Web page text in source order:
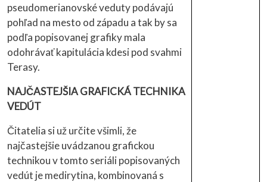
pseudomerianovské veduty podávajú
pohľad na mesto od západu a tak by sa
podľa popisovanej grafiky mala
odohrávať kapitulácia kdesi pod svahmi
Terasy.
NAJČASTEJŠIA GRAFICKÁ TECHNIKA
VEDÚT
Čitatelia si už určite všimli, že
najčastejšie uvádzanou grafickou
technikou v tomto seriáli popisovaných
vedút je medirytina, kombinovaná s